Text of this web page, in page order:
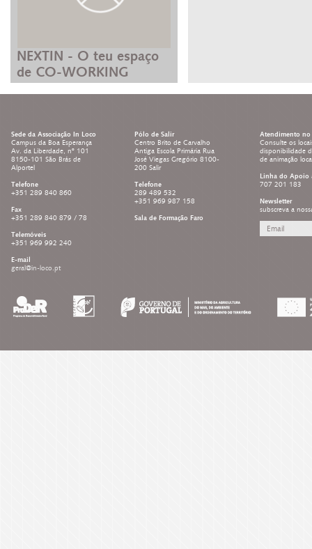
NEXTIN - O teu espaço
de CO-WORKING
Sede da Associação In Loco
Campus da Boa Esperança
Av. da Liberdade, nº 101
8150-101 São Brás de
Alportel
Telefone
+351 289 840 860
Fax
+351 289 840 879 / 78
Telemóveis
+351 969 992 240
E-mail
geral@in-loco.pt
Pólo de Salir
Centro Brito de Carvalho
Antiga Escola Primária Rua
José Viegas Gregório 8100-
200 Salir
Telefone
289 489 532
+351 969 987 158
Sala de Formação Faro
Atendimento no
Consulte os
disponibilidade
de animação
Linha do Apoio
707 201 183
Newsletter
subscreva a